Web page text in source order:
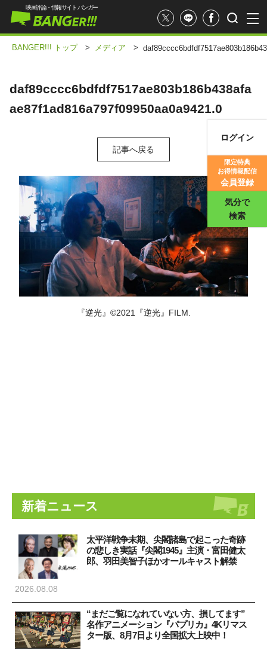
映画記事
映画評価
映画評論・情報サイト バンガー
ログイン
限定特典
お得情報配信
会員登録
気分で
検索
BANGER!!! トップ > メディア >
daf89cccc6bdfdf7517ae803b186b438afa
ae87f1ad816a797f09950aa0a9421.0
記事へ戻る
『逆光』©2021『逆光』FILM.
新着ニュース
太平洋戦争末期、尖閣諸島で起こった奇跡
の悲しき実話『尖閣1945』主演・富田健太
郎、羽田美智子ほかオールキャスト解禁
2026.08.08
“まだご覧になれていない方、損してます”
名作アニメーション『パプリカ』4Kリマス
ター版、8月7日より全国拡大上映中！